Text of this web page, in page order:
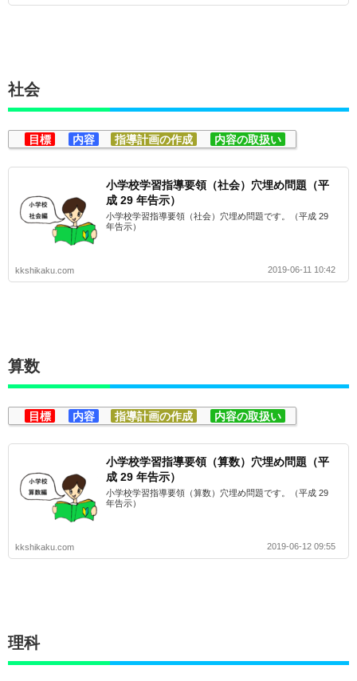
社会
目標 内容 指導計画の作成 内容の取扱い
小学校学習指導要領（社会）穴埋め問題（平
成 29 年告示）
小学校学習指導要領（社会）穴埋め問題です。（平成 29
年告示）
kkshikaku.com 2019-06-11 10:42
算数
目標 内容 指導計画の作成 内容の取扱い
小学校学習指導要領（算数）穴埋め問題（平
成 29 年告示）
小学校学習指導要領（算数）穴埋め問題です。（平成 29
年告示）
kkshikaku.com 2019-06-12 09:55
理科